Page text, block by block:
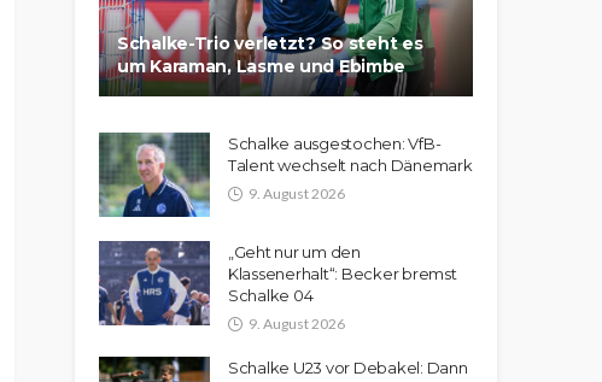
Schalke-Trio verletzt? So steht es
um Karaman, Lasme und Ebimbe
Schalke ausgestochen: VfB-
Talent wechselt nach Dänemark
9. August 2026
„Geht nur um den
Klassenerhalt“: Becker bremst
Schalke 04
9. August 2026
Schalke U23 vor Debakel: Dann